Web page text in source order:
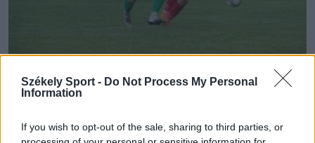
Székely Sport - Do Not Process My Personal
Information
If you wish to opt-out of the sale, sharing to third parties, or
3. LIGA OSZTÁLYOZÓ
még nyílt maradt a párharc